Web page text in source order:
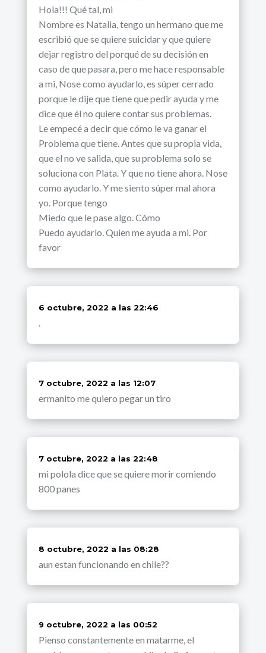
Hola!!! Qué tal, mi
Nombre es Natalia, tengo un hermano que me
escribió que se quiere suicidar y que quiere
dejar registro del porqué de su decisión en
caso de que pasara, pero me hace responsable
a mi, Nose como ayudarlo, es súper cerrado
porque le dije que tiene que pedir ayuda y me
dice que él no quiere contar sus problemas.
Le empecé a decir que cómo le va ganar el
Problema que tiene. Antes que su propia vida,
que el no ve salida, que su problema solo se
soluciona con Plata. Y que no tiene ahora. Nose
como ayudarlo. Y me siento súper mal ahora
yo. Porque tengo
Miedo que le pase algo. Cómo
Puedo ayudarlo. Quien me ayuda a mi. Por
favor
dice:
6 octubre, 2022 a las 22:46
.
dice:
7 octubre, 2022 a las 12:07
ermanito me quiero pegar un tiro
dice:
7 octubre, 2022 a las 22:48
mi polola dice que se quiere morir comiendo
800 panes
dice:
8 octubre, 2022 a las 08:28
aun estan funcionando en chile??
dice:
9 octubre, 2022 a las 00:52
Pienso constantemente en matarme, el